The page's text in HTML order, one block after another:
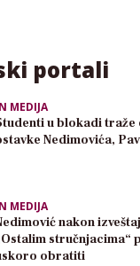
portali
MEDIJA
u blokadi
Nedimovića,
MEDIJA
nakon
stručnjacima“
obratiti